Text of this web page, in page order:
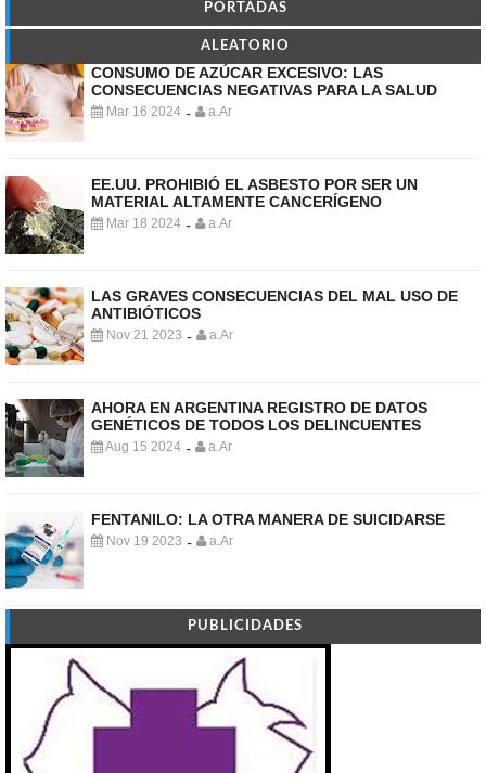
PORTADAS
ALEATORIO
CONSUMO DE AZÚCAR EXCESIVO: LAS
CONSECUENCIAS NEGATIVAS PARA LA SALUD
Mar 16 2024 - a.Ar
EE.UU. PROHIBIÓ EL ASBESTO POR SER UN
MATERIAL ALTAMENTE CANCERÍGENO
Mar 18 2024 - a.Ar
LAS GRAVES CONSECUENCIAS DEL MAL USO DE
ANTIBIÓTICOS
Nov 21 2023 - a.Ar
AHORA EN ARGENTINA REGISTRO DE DATOS
GENÉTICOS DE TODOS LOS DELINCUENTES
Aug 15 2024 - a.Ar
FENTANILO: LA OTRA MANERA DE SUICIDARSE
Nov 19 2023 - a.Ar
PUBLICIDADES